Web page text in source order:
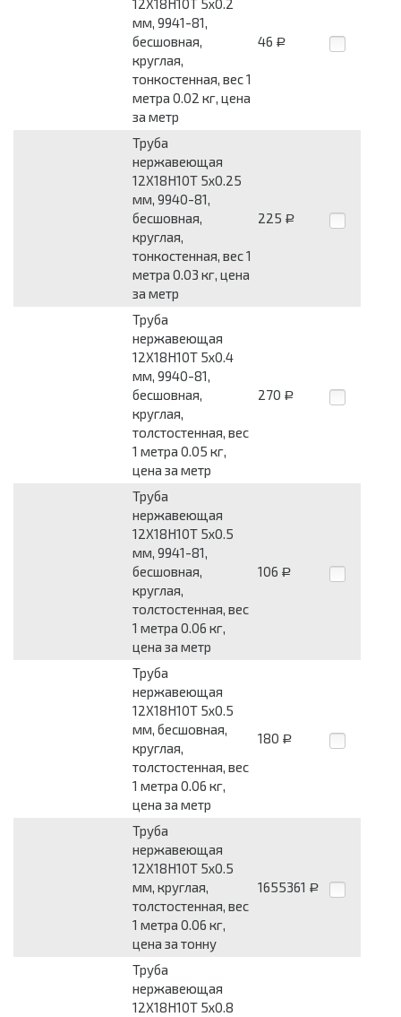
12Х18Н10Т 5x0.2
мм, 9941-81,
бесшовная,
круглая,
тонкостенная, вес 1
метра 0.02 кг, цена
за метр
46 Р
Труба
нержавеющая
12Х18Н10Т 5x0.25
мм, 9940-81,
бесшовная,
круглая,
тонкостенная, вес 1
метра 0.03 кг, цена
за метр
225 Р
Труба
нержавеющая
12Х18Н10Т 5x0.4
мм, 9940-81,
бесшовная,
круглая,
толстостенная, вес
1 метра 0.05 кг,
цена за метр
270 Р
Труба
нержавеющая
12Х18Н10Т 5x0.5
мм, 9941-81,
бесшовная,
круглая,
толстостенная, вес
1 метра 0.06 кг,
цена за метр
106 Р
Труба
нержавеющая
12Х18Н10Т 5x0.5
мм, бесшовная,
круглая,
толстостенная, вес
1 метра 0.06 кг,
цена за метр
180 Р
Труба
нержавеющая
12Х18Н10Т 5x0.5
мм, круглая,
толстостенная, вес
1 метра 0.06 кг,
цена за тонну
1655361 Р
Труба
нержавеющая
12Х18Н10Т 5x0.8